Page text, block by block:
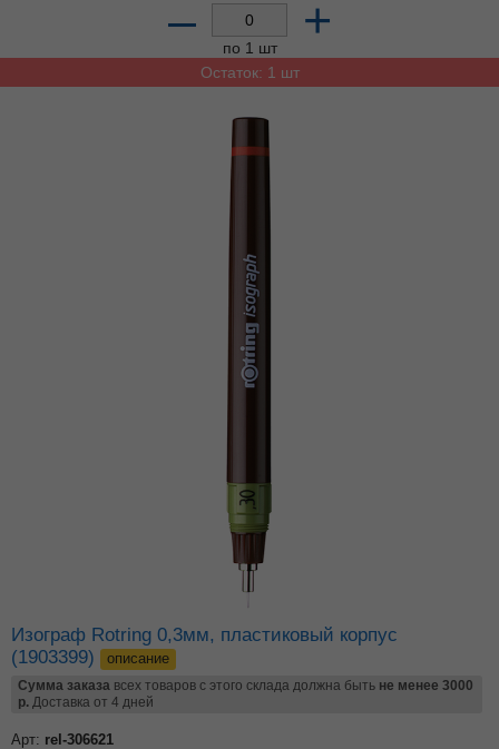
– +
по 1 шт
Остаток: 1 шт
Изограф Rotring 0,3мм, пластиковый корпус
(1903399)
описание
Сумма заказа всех товаров с этого склада должна быть не менее 3000
р. Доставка от 4 дней
Арт: rel-306621